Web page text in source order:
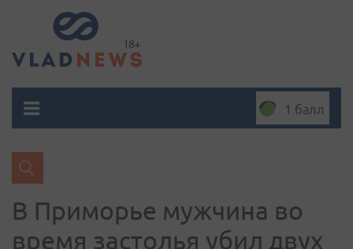
1 балл
В Приморье мужчина во
время застолья убил двух